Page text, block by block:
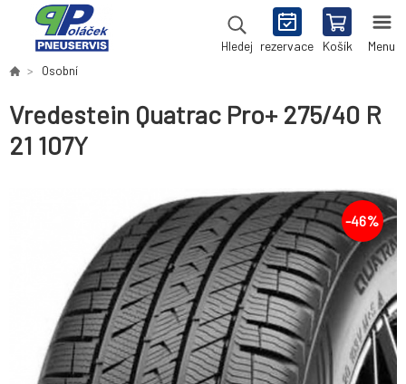
Hledej rezervace Košík Menu
Osobní
Vredestein Quatrac Pro+ 275/40 R
21 107Y
-46%